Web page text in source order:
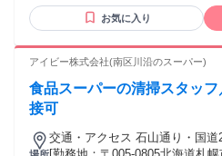
226,000円～） これまでの経験や専門性をしっかり評価！
（上限10,000円） ・マイカー送迎手当（フルで送迎できる方
のみ8,000円） ・役職手当（10,000円） ・資格手当（10,000
円～） ・昇給あり（年1回） ・賞与あり（年2回／計2か月
分）
者の資格をお持ちの方 * 理学療法
＝＝＝＝＝＝＝＝＝＝＝＝＝＝＝＝＝＝＝
ながらスキルアップすることも可能♪ 気になったらお
お気に入り
アイビー株式会社(南区川沿のスーパー)
食品スーパーの清掃スタッ
接可
交通・アクセス 石山通り・国